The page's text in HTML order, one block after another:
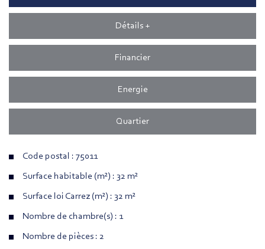
Détails +
Financier
Energie
Quartier
Code postal : 75011
Surface habitable (m²) : 32 m²
Surface loi Carrez (m²) : 32 m²
Nombre de chambre(s) : 1
Nombre de pièces : 2